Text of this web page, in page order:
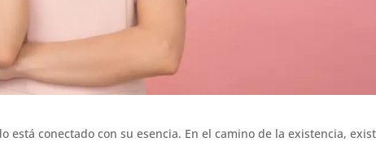
está conectado con su esencia. En el camino de la existencia,